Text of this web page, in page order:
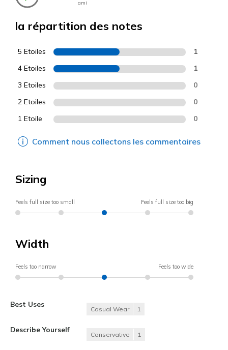
ami
la répartition des notes
5 Etoiles 1
4 Etoiles 1
3 Etoiles 0
2 Etoiles 0
1 Etoile 0
Comment nous collectons les commentaires
Sizing
Feels full size too small Feels full size too big
Width
Feels too narrow Feels too wide
Best Uses
Casual Wear 1
Describe Yourself
Conservative 1